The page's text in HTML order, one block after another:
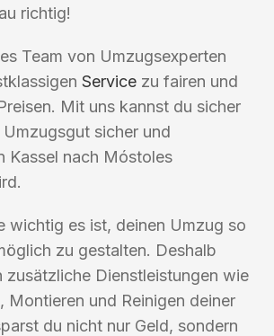
richtig!
Team von Umzugsexperten
Service zu fairen und
Mit uns kannst du sicher
sicher und
Kassel nach Móstoles
wichtig es ist, deinen Umzug so
zu gestalten. Deshalb
zusätzliche Dienstleistungen wie
Montieren und Reinigen deiner
du nicht nur Geld, sondern